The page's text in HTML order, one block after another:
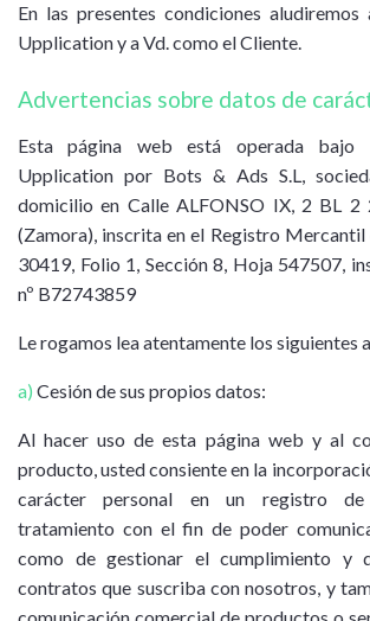
En las presentes condiciones
Upplication y a Vd. como el Cliente.
Advertencias sobre datos de
Esta página web está operada bajo
Upplication por Bots & Ads S.L,
domicilio en Calle ALFONSO IX, 2 BL
(Zamora), inscrita en el Registro
30419, Folio 1, Sección 8, Hoja 547507,
nº B72743859
Le rogamos lea atentamente los siguientes
a) Cesión de sus propios datos:
Al hacer uso de esta página web y al
producto, usted consiente en la
carácter personal en un registro
tratamiento con el fin de poder
como de gestionar el cumplimiento y
contratos que suscriba con nosotros, y